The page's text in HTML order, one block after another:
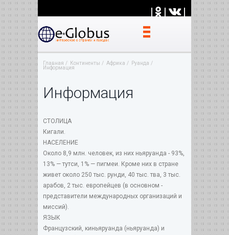
| | |
Главная Континенты Африка
Руанда
Информация
Информация
СТОЛИЦА
Кигали.
НАСЕЛЕНИЕ
Около 8,9 млн. человек, из них ньяруанда - 93%,
13% — тутси, 1% — пигмеи. Кроме них в стране
живет около 250 тыс. рунди, 40 тыс. тва, 3 тыс.
арабов, 2 тыс. европейцев (в основном -
представители международных организаций и
миссий).
ЯЗЫК
Французский, киньяруанда (ньяруанда) и